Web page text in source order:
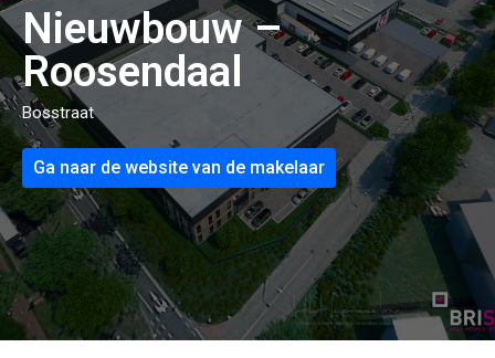
Nieuwbouw –
Roosendaal
Bosstraat
Ga naar de website van de makelaar